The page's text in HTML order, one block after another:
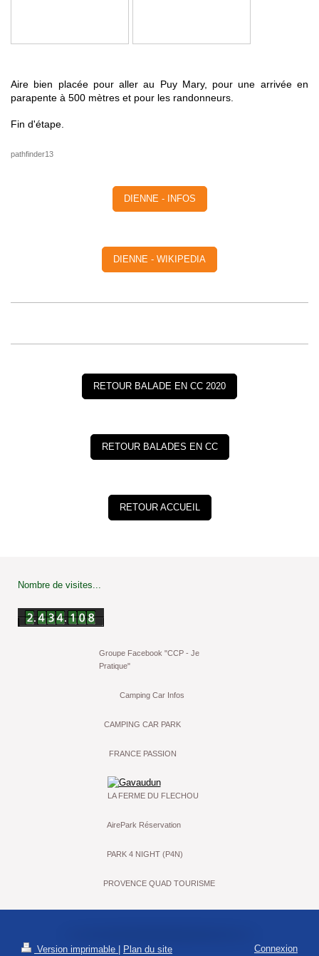
Aire bien placée pour aller au Puy Mary, pour une arrivée en
parapente à 500 mètres et pour les randonneurs.
Fin d'étape.
pathfinder13
DIENNE - INFOS
DIENNE - WIKIPEDIA
RETOUR BALADE EN CC 2020
RETOUR BALADES EN CC
RETOUR ACCUEIL
Nombre de visites...
Groupe Facebook "CCP - Je
Pratique"
Camping Car Infos
CAMPING CAR PARK
FRANCE PASSION
LA FERME DU FLECHOU
AirePark Réservation
PARK 4 NIGHT (P4N)
PROVENCE QUAD TOURISME
Version imprimable Plan du site Connexion